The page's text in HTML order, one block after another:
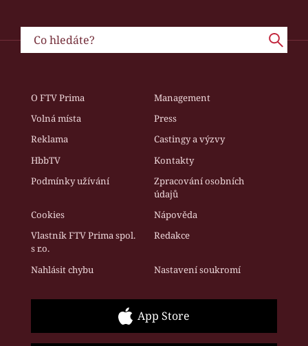
O FTV Prima
Management
Volná místa
Press
Reklama
Castingy a výzvy
HbbTV
Kontakty
Podmínky užívání
Zpracování osobních
údajů
Cookies
Nápověda
Vlastník FTV Prima spol.
s r.o.
Redakce
Nahlásit chybu Nastavení soukromí
App Store